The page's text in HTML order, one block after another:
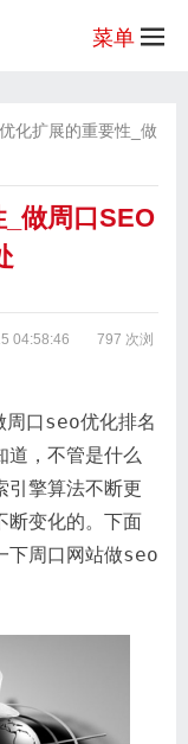
菜单
化扩展的重要性_做
做周口SEO
04:58:46
797 次浏
周口seo优化排名
道，不管是什么
引擎算法不断更
断变化的。下面
下周口网站做seo